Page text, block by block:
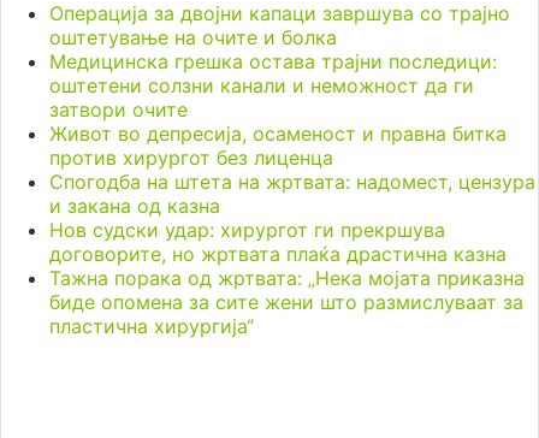
Операција за двојни капаци завршува со трајно
оштетување на очите и болка
Медицинска грешка остава трајни последици:
оштетени солзни канали и неможност да ги
затвори очите
Живот во депресија, осаменост и правна битка
против хирургот без лиценца
Спогодба на штета на жртвата: надомест, цензура
и закана од казна
Нов судски удар: хирургот ги прекршува
договорите, но жртвата плаќа драстична казна
Тажна порака од жртвата: „Нека мојата приказна
биде опомена за сите жени што размислуваат за
пластична хирургија“